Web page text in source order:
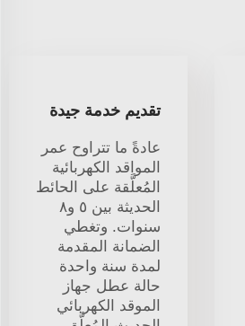
تقديم خدمة جيدة
عادةً ما تتراوح عمر
المواقد الكهربائية
المُعلَّقة على الحائط
الحديثة بين ٥ و٨
سنوات. وتغطي
الضمانة المقدمة
لمدة سنة واحدة
حالة عطل جهاز
الموقد الكهربائي